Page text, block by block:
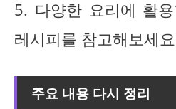
5. 다양한 요리에 활
레시피를 참고해보세
주요 내용 다시 정리